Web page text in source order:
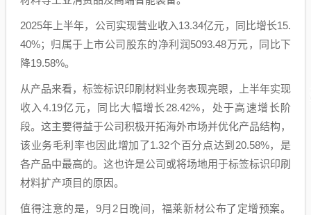
2025年上半年，公司实现营业收入13.34亿元，同比增长15.
40%；归属于上市公司股东的净利润5093.48万元，同比下
降19.58%。
从产品来看，标签标识印刷材料业务表现亮眼，上半年实现
收入4.19亿元，同比大幅增长28.42%，处于高速增长阶
段。这主要得益于公司积极开拓海外市场并优化产品结构，
该业务毛利率也因此增加了1.32个百分点达到20.58%，是
各产品中最高的。这也许是公司或将场地用于标签标识印刷
材料扩产项目的原因。
值得注意的是，9月2日晚间，福莱新材公布了定增预案。